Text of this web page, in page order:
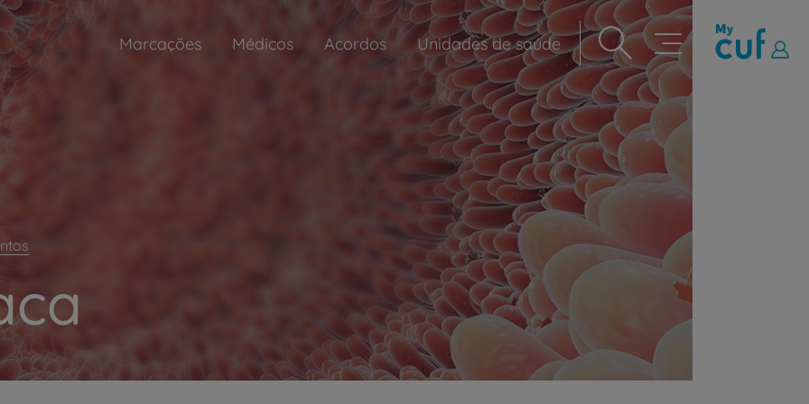
Navegação
principal
Marcações Médicos Acordos Unidades de saúde